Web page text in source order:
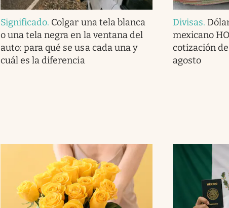
Significado. Colgar una tela blanca
o una tela negra en la ventana del
auto: para qué se usa cada una y
cuál es la diferencia
Divisas.
mexicano
cotización
agosto